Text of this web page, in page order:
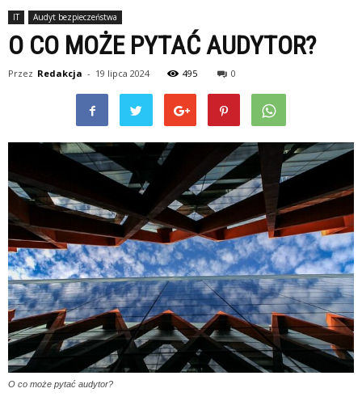
IT Audyt bezpieczeństwa
O CO MOŻE PYTAĆ AUDYTOR?
Przez Redakcja - 19 lipca 2024 495 0
O co może pytać audytor?